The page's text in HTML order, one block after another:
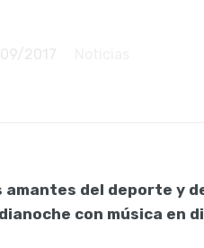
amantes del deporte y
con música en